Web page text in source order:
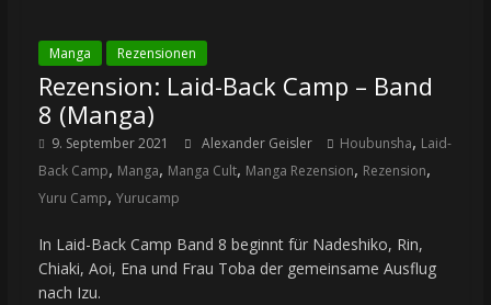
Manga Rezensionen
Rezension: Laid-Back Camp – Band
8 (Manga)
9. September 2021 Alexander Geisler Houbunsha, Laid-
Back Camp, Manga, Manga Cult, Manga Rezension, Rezension,
Yuru Camp, Yurucamp
In Laid-Back Camp Band 8 beginnt für Nadeshiko, Rin,
Chiaki, Aoi, Ena und Frau Toba der gemeinsame Ausflug
nach Izu.